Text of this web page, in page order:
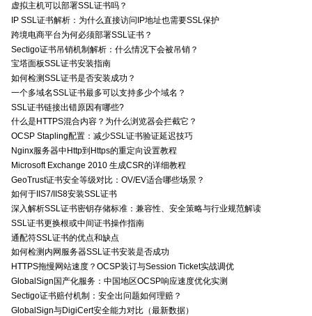
虚拟主机可以部署SSL证书吗？
IP SSL证书解析：为什么直接访问IP地址也需要SSL保护
跨境电商平台为何必须部署SSL证书？
Sectigo证书吊销机制解析：什么情况下会被吊销？
宝塔面板SSL证书安装指南
如何检测SSL证书是否安装成功？
一个多域名SSL证书最多可以支持多少个域名？
SSL证书链接出错原因有哪些?
什么是HTTPS混合内容？为什么浏览器会拦截它？
OCSP Stapling配置：减少SSL证书验证延迟技巧
Nginx服务器中Http到Https的重定向设置教程
Microsoft Exchange 2010 生成CSR的详细教程
GeoTrust证书安全等级对比：OV/EV适合哪些场景？
如何于IIS7/IIS8安装SSL证书
深入解析SSL证书密钥存储标准：兼容性、安全策略与行业规范解读
SSL证书更换根或中间证书操作指南
通配符SSL证书的优点和缺点
如何检测内网服务器SSL证书安装是否成功
HTTPS拖慢网站速度？OCSP装订与Session Ticket实战调优
GlobalSign国产化服务：中国地区OCSP响应速度优化实测
Sectigo证书赔付机制：安全出问题如何理赔？
GlobalSign与DigiCert安全能力对比（最新数据）